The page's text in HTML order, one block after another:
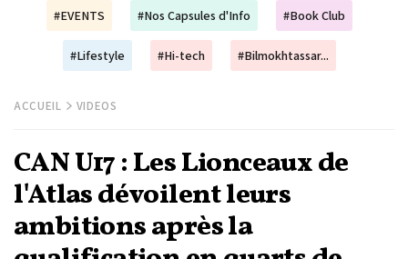
#EVENTS #Nos Capsules d'Info #Book Club
#Lifestyle #Hi-tech #Bilmokhtassar...
ACCUEIL VIDEOS
CAN U17 : Les Lionceaux de
l'Atlas dévoilent leurs
ambitions après la